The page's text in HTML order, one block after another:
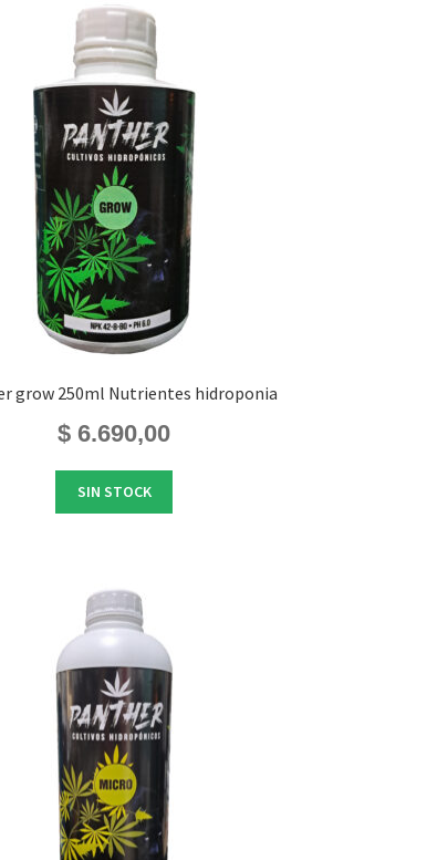
grow 250ml Nutrientes hidroponia
$ 6.690,00
SIN STOCK